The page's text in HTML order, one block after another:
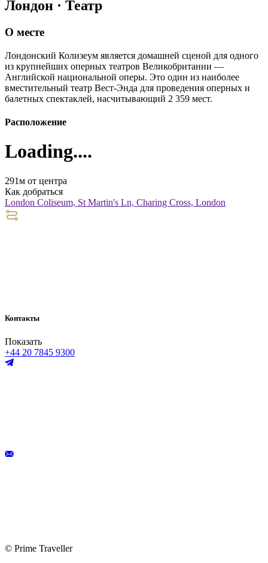
Лондон · Театр
О месте
Лондонский Колизеум является домашней сценой для одного
из крупнейших оперных театров Великобритании —
Английской национальной оперы. Это один из наиболее
вместительный театр Вест-Энда для проведения оперных и
балетных спектаклей, насчитывающий 2 359 мест.
Расположение
Loading....
291м от центра
Как добраться
London Coliseum, St Martin's Ln, Charing Cross, London
Контакты
Показать
+44 20 7845 9300
© Prime Traveller